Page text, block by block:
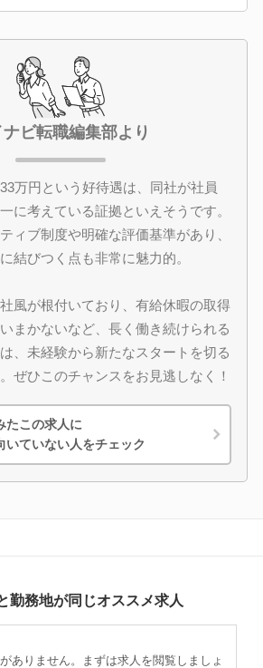
ナビ転職編集部より
万円という好待遇は、同社が社員
に考えている証拠といえそうです。
ィブ制度や明確な評価基準があり、
結びつく点も非常に魅力的。
風が根付いており、有給休暇の取得
まかないなど、長く働き続けられる
、未経験から新たなスタートを切る
ぜひこのチャンスをお見逃しなく！
たこの求人に
いていない人をチェック
勤務地が同じオススメ求人
ありません。まずは求人を閲覧しましょ